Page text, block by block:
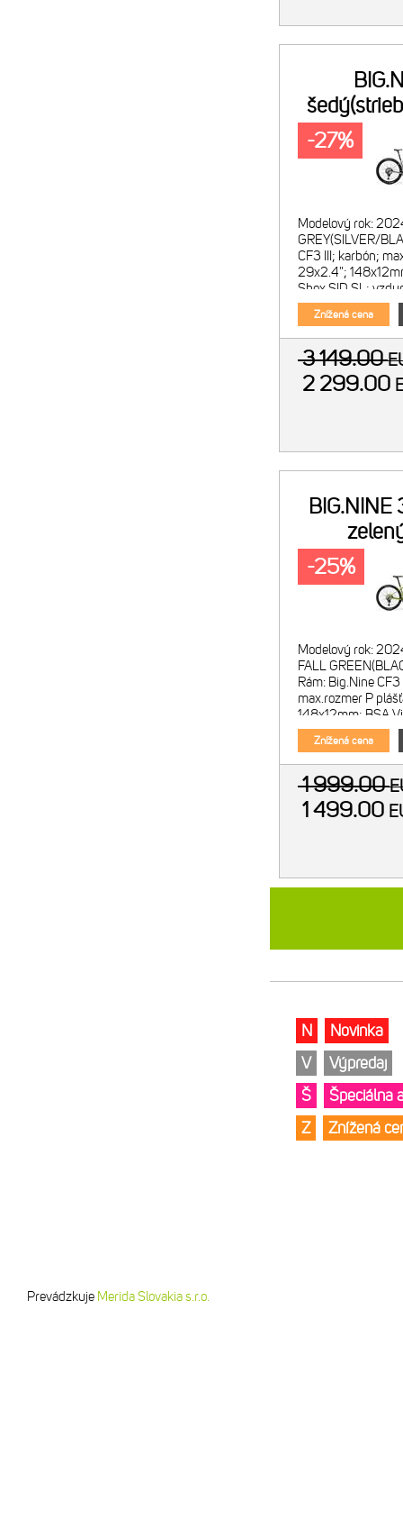
Modelový rok:
GREY(SILVER/
CF3 III; karbón;
29x2.4";
Shox SID SL;
kónický krk; 2-
Znížená cena
-27%
3 149.00
2 299.00
Modelový rok:
FALL
Rám: Big.Nine
max.rozmer P
148x12mm; BSA
Raidon 34 R-
100mm; kónický
Znížená cena
-25%
1 999.00
1 499.00
N
Novinka
V
Výpredaj
Š
Špeciálna
Z
Znížená
Prevádzkuje Merida Slovakia s.r.o.